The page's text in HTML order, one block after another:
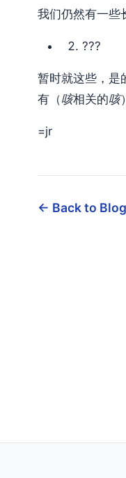
我们仍然有一些
???
暂时就这些，是
有（咳相关的咳
=jr
← Back to Blog